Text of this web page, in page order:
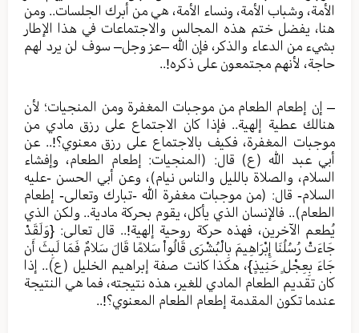
الأمة، وشباب الأمة، ونساء الأمة، هي من أبرك الجلسات.. ومن
هنا، يفضل ختم هذه المجالس والاجتماعات في هذا الإطار
بشيء من الدعاء والذكر، فإن الله –عز وجل– سوف لن يرد لهم
حاجة، لأنهم مجتمعون على ذكره!..
– إن إطعام الطعام من موجبات المغفرة ومن المنجيات؛ لأن
هنالك عطية إلهية.. فإذا كان الاجتماع على رزق مادي من
موجبات المغفرة، فكيف بالاجتماع على رزق معنوي؟!.. عن
أبي عبد الله (ع) قال: (المنجيات: إطعام الطعام، وإفشاء
السلام، والصلاة بالليل والناس نيام)، وعن أبي الحسن -عليه
السلام- قال: (من موجبات مغفرة الله -تبارك وتعالى- إطعام
الطعام).. فالإنسان الذي يأكل، يقوم بحركة مادية.. ولكن الذي
يُطعم الآخرين، فهذه حركة روحية إلهية!.. قال تعالى: {وَلَقَدْ
جَاءَتْ رُسُلُنَا إِبْرَاهِيمَ بِالْبُشْرَى قَالُواْ سَلامًا قَالَ سَلامٌ فَمَا لَبِثَ أَن
جَاءَ بِعِجْلٍ حَنِيذٍ}، هكذا كانت صفة إبراهيم الخليل (ع).. إذا
كان تقديم الطعام المادي للغير، هذه نتيجته، فما هي النتيجة
عندما تكون المقدمة إطعام الطعام المعنوي؟!..